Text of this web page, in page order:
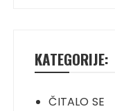
KATEGORIJE:
ČITALO SE